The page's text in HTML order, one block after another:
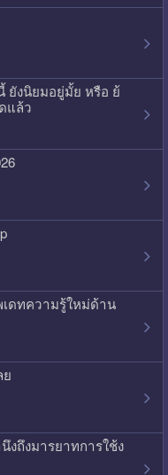
ยังนิยมอยู่มั้ย หรือ ย้
แล้ว
เดทความรู้ใหม่ด้าน
ย
งถึงมารยาทการใช้ง